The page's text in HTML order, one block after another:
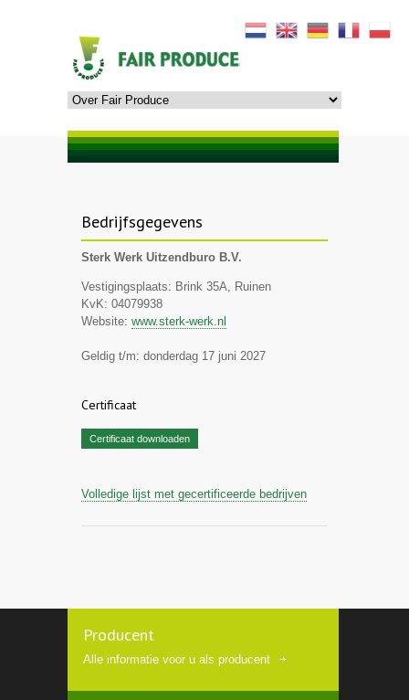
Bedrijfsgegevens
Sterk Werk Uitzendburo B.V.
Vestigingsplaats: Brink 35A, Ruinen
KvK: 04079938
Website: www.sterk-werk.nl
Geldig t/m: donderdag 17 juni 2027
Certificaat
Certificaat downloaden
Volledige lijst met gecertificeerde bedrijven
Producent
Alle informatie voor u als producent